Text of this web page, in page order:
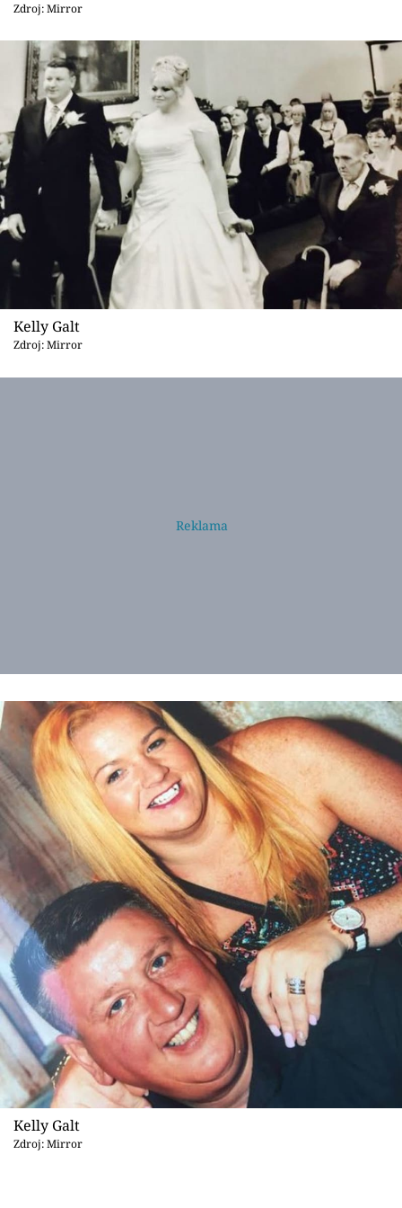
Videa
Sledujte prima+
Přihlášení
Sledujte nás
Zdroj: Mirror
Kelly Galt
Zdroj: Mirror
Kelly Galt
Zdroj: Mirror